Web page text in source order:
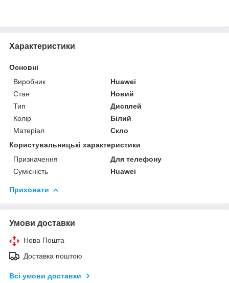
Характеристики
Основні
Виробник
Huawei
Стан
Новий
Тип
Дисплей
Колір
Білий
Матеріал
Скло
Користувальницькі характеристики
Призначення
Для телефону
Сумісність
Huawei
Приховати
Умови доставки
Нова Пошта
Доставка поштою
Всі умови доставки